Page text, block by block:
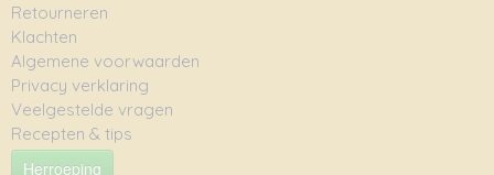
Retourneren
Klachten
Algemene voorwaarden
Privacy verklaring
Veelgestelde vragen
Recepten & tips
Herroeping